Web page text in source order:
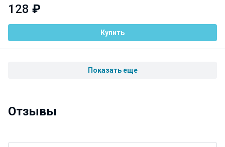
128 ₽
Купить
Показать еще
Отзывы